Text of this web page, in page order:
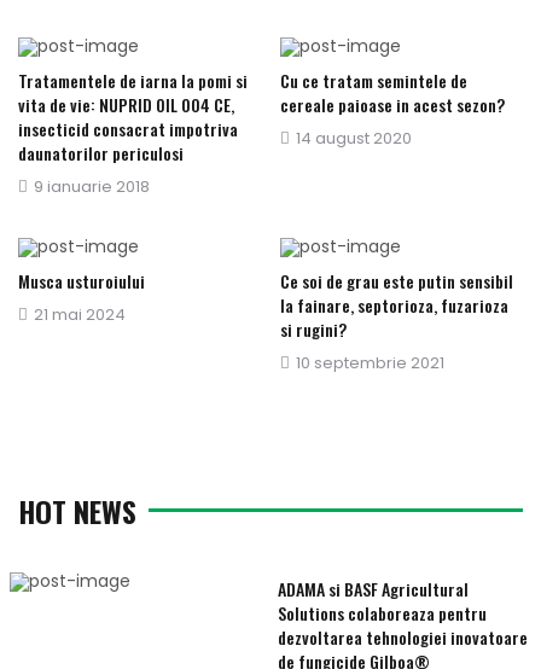
Tratamentele de iarna la pomi si
vita de vie: NUPRID OIL 004 CE,
insecticid consacrat impotriva
daunatorilor periculosi
Publicat
9 ianuarie 2018
Cu ce tratam semintele de
cereale paioase in acest sezon?
Publicat
14 august 2020
Musca usturoiului
Publicat
21 mai 2024
Ce soi de grau este putin sensibil
la fainare, septorioza, fuzarioza
si rugini?
Publicat
10 septembrie 2021
HOT NEWS
ADAMA si BASF Agricultural
Solutions colaboreaza pentru
dezvoltarea tehnologiei inovatoare
de fungicide Gilboa®